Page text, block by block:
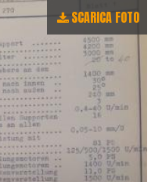
SCARICA FOTO